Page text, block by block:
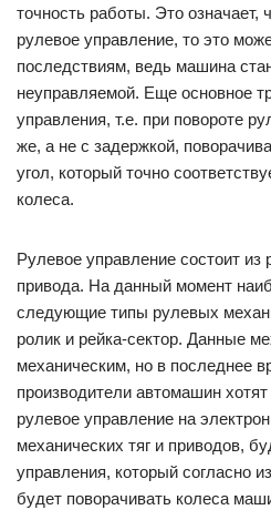
точность работы. Это означает,
рулевое управление, то это
последствиям, ведь машина
неуправляемой. Еще основное
управления, т.е. при повороте
же, а не с задержкой,
угол, который точно
колеса.
Рулевое управление состоит из
привода. На данный момент
следующие типы рулевых
ролик и рейка-сектор. Данные
механическим, но в последнее
производители автомашин
рулевое управление на
механических тяг и приводов,
управления, который согласно
будет поворачивать колеса